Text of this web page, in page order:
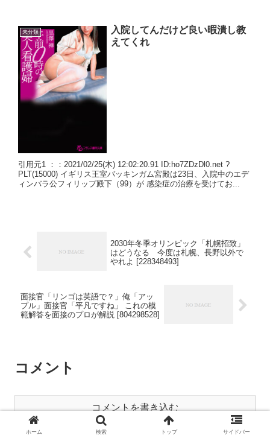
未分類
入院してんだけど良い暇潰し教
えてくれ
引用元1 ：：2021/02/25(木) 12:02:20.91 ID:ho7ZDzDl0.net ?
PLT(15000) イギリス王室バッキンガム宮殿は23日、入院中のエデ
ィンバラ公フィリップ殿下（99）が 感染症の治療を受けてお...
2030年冬季オリンピック「札幌招致」
はどうなる 今度は札幌、長野以外で
やれよ [228348493]
面接官「リンゴは英語で？」俺「アッ
プル」面接官「平凡ですね」 これの模
範解答を面接のプロが解説 [804298528]
コメント
コメントを書き込む
ホーム 検索 トップ サイドバー